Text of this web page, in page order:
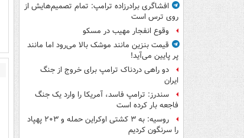
افشاگری برادرزاده ترامپ: تمام تصمیم‌هایش از
روی ترس است
وقوع انفجار مهیب در مسکو
قیمت بنزین مانند موشک بالا می‌رود اما مانند
پر پایین می‌آید!
دو راهی دردناک ترامپ برای خروج از جنگ
ایران
سندرز: ترامپ فاسد، آمریکا را وارد یک جنگ
فاجعه بار کرده است
روسیه: به ۳ کشتی اوکراین حمله و ۲۰۳ پهپاد
را سرنگون کردیم